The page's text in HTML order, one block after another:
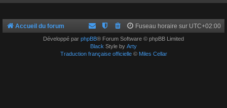
Accueil du forum Fuseau horaire sur UTC+02:00
Développé par phpBB® Forum Software © phpBB Limited
Black Style by Arty
Traduction française officielle© Miles Cellar